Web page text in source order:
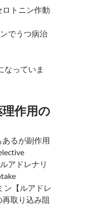
トニン作動
でうつ病治
なっていま
作用の
るが副作用
アドレナリ
ン【ルアドレ
取り込み阻